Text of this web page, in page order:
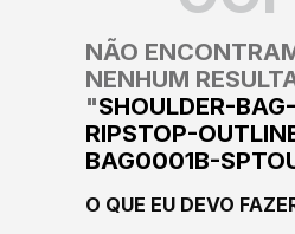
NÃO
NENHUM
"SHOULDER-
RIPSTOP-
BAG0001B-
O QUE EU DEVO